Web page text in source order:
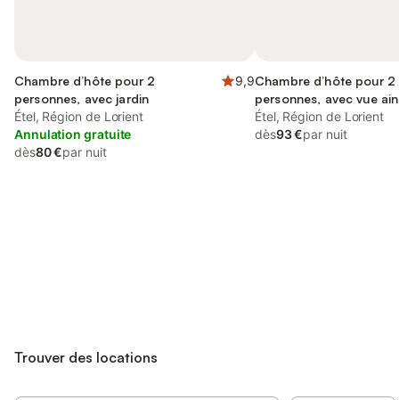
Chambre d’hôte pour 2
personnes, avec jardin
9,9
Étel, Région de Lorient
Annulation gratuite
dès80 €par nuit
Chambre d’hôte pour 2
personnes, avec vue
terrasse et jardin
Étel, Région de Lorient
dès93 €par nuit
Trouver des locations